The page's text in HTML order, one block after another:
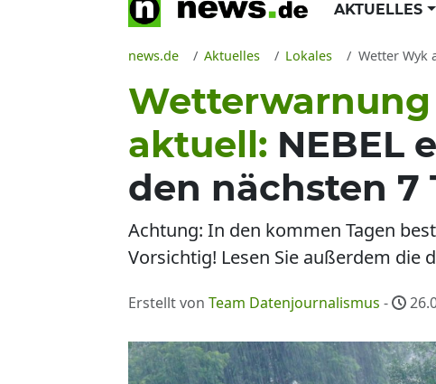
AKTUELLES
news.de Aktuelles Lokales Wetter Wyk
aktuell: NEBEL
den nächsten 7
Achtung: In den kommen Tagen
Vorsichtig! Lesen Sie außerdem die
Erstellt von Team Datenjournalismus -